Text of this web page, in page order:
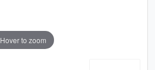
Hover to zoom